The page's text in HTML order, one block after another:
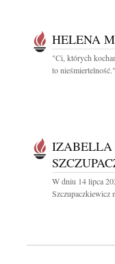
HELENA
"Ci, których
to
IZABELLA
W dniu 14 lipca
Szczupaczkiewicz